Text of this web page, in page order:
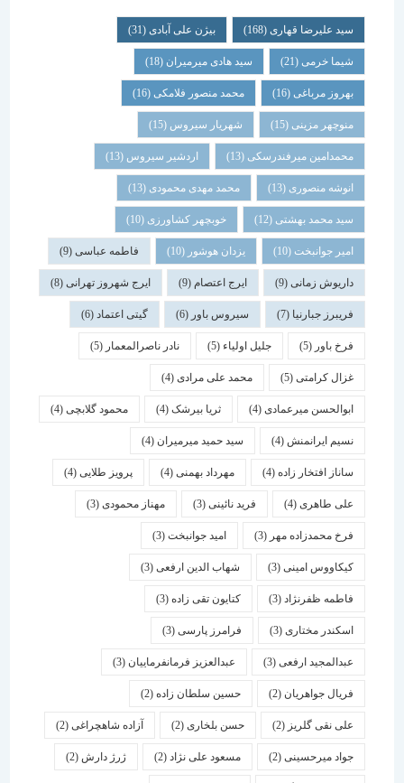
سید علیرضا قهاری(168) بیژن علی آبادی(31)
شیما خرمی(21) سید هادی میرمیران(18)
بهروز مرباغی (16) محمد منصور فلامکی (16)
منوچهر مزینی(15) شهریار سیروس(15)
محمدامین میرفندرسکی(13) اردشیر سیروس(13)
انوشه منصوری(13) محمد مهدی محمودی(13)
سید محمد بهشتی(12) خوبچهر کشاورزی(10)
امیر جوانبخت(10) یزدان هوشور(10) فاطمه عباسی(9)
داریوش زمانی(9) ایرج اعتصام(9) ایرج شهروز تهرانی(8)
فریبرز جبارنیا(7) سیروس باور(6) گیتی اعتماد(6)
فرخ باور(5) جلیل اولیاء(5) نادر ناصرالمعمار (5)
غزال کرامتی(5) محمد علی مرادی(4)
ابوالحسن میرعمادی(4) ثریا بیرشک(4) محمود گلابچی(4)
نسیم ایرانمنش(4) سید حمید میرمیران(4)
ساناز افتخار زاده(4) مهرداد بهمنی (4) پرویز طلایی(4)
علی طاهری(4) فرید نائینی(3) مهناز محمودی(3)
فرخ محمدزاده مهر(3) امید جوانبخت(3)
کیکاووس امینی(3) شهاب الدین ارفعی(3)
فاطمه ظفرنژاد(3) کتایون تقی زاده(3)
اسكندر مختاری (3) فرامرز پارسی(3)
عبدالمجید ارفعی(3) عبدالعزیز فرمانفرماییان(3)
فریال جواهریان(2) حسین سلطان زاده(2)
علی نقی گلریز(2) حسن بلخاری(2) آزاده شاهچراغی(2)
جواد میرحسینی(2) مسعود علی نژاد(2) ژرژ دارش (2)